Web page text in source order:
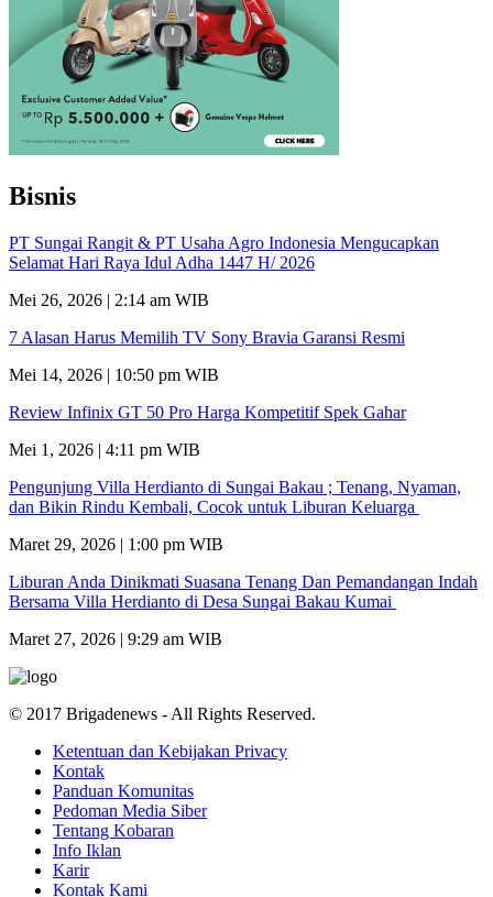
Bisnis
PT Sungai Rangit & PT Usaha Agro Indonesia Mengucapkan
Selamat Hari Raya Idul Adha 1447 H/ 2026
Mei 26, 2026 | 2:14 am WIB
7 Alasan Harus Memilih TV Sony Bravia Garansi Resmi
Mei 14, 2026 | 10:50 pm WIB
Review Infinix GT 50 Pro Harga Kompetitif Spek Gahar
Mei 1, 2026 | 4:11 pm WIB
Pengunjung Villa Herdianto di Sungai Bakau ; Tenang, Nyaman,
dan Bikin Rindu Kembali, Cocok untuk Liburan Keluarga
Maret 29, 2026 | 1:00 pm WIB
Liburan Anda Dinikmati Suasana Tenang Dan Pemandangan Indah
Bersama Villa Herdianto di Desa Sungai Bakau Kumai
Maret 27, 2026 | 9:29 am WIB
© 2017 Brigadenews - All Rights Reserved.
Ketentuan dan Kebijakan Privacy
Kontak
Panduan Komunitas
Pedoman Media Siber
Tentang Kobaran
Info Iklan
Karir
Kontak Kami